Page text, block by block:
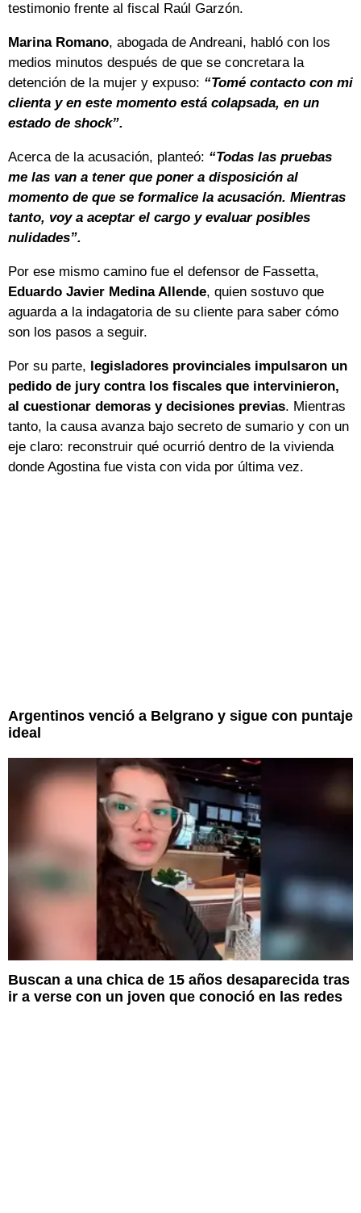
testimonio frente al fiscal Raúl Garzón.
Marina Romano, abogada de Andreani, habló con los
medios minutos después de que se concretara la
detención de la mujer y expuso: “Tomé contacto con mi
clienta y en este momento está colapsada, en un
estado de shock”.
Acerca de la acusación, planteó: “Todas las pruebas
me las van a tener que poner a disposición al
momento de que se formalice la acusación. Mientras
tanto, voy a aceptar el cargo y evaluar posibles
nulidades”.
Por ese mismo camino fue el defensor de Fassetta,
Eduardo Javier Medina Allende, quien sostuvo que
aguarda a la indagatoria de su cliente para saber cómo
son los pasos a seguir.
Por su parte, legisladores provinciales impulsaron un
pedido de jury contra los fiscales que intervinieron,
al cuestionar demoras y decisiones previas. Mientras
tanto, la causa avanza bajo secreto de sumario y con un
eje claro: reconstruir qué ocurrió dentro de la vivienda
donde Agostina fue vista con vida por última vez.
Argentinos venció a Belgrano y sigue con puntaje
ideal
Buscan a una chica de 15 años desaparecida tras
ir a verse con un joven que conoció en las redes